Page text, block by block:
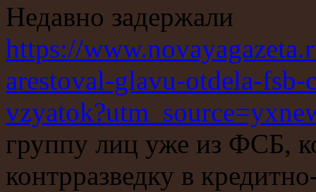
Недавно задержали
https://
arestoval-glavu-otdela-
группу лиц уже из ФСБ,
контрразведку в